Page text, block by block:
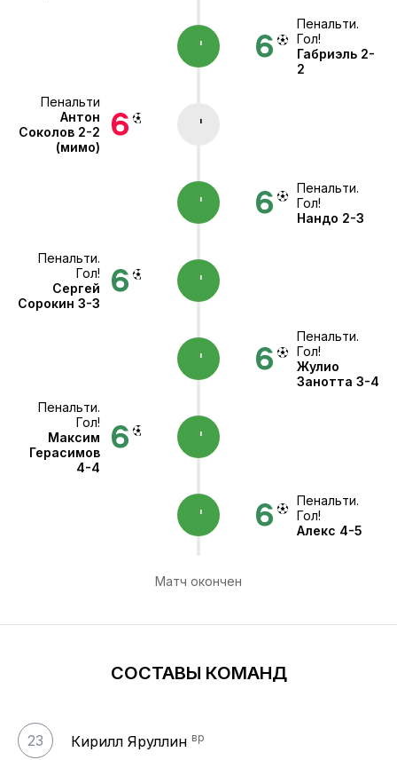
'
Пенальти.
Гол!
Габриэль 2-
2
Пенальти
Антон
Соколов 2-2
(мимо)
'
'
Пенальти.
Гол!
Нандо 2-3
Пенальти.
Гол!
Сергей
Сорокин 3-3
'
'
Пенальти.
Гол!
Жулио
Занотта 3-4
Пенальти.
Гол!
Максим
Герасимов
4-4
'
'
Пенальти.
Гол!
Алекс 4-5
Матч окончен
СОСТАВЫ КОМАНД
23 Кирилл Яруллин вр